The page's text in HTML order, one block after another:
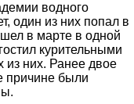
водного
один из них попал в
в марте в одной
курительными
из них. Ранее двое
причине были